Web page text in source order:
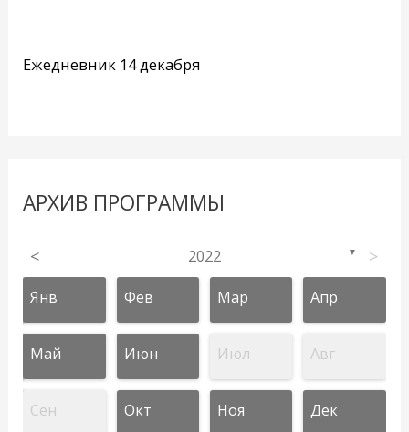
Ежедневник 14 декабря
АРХИВ ПРОГРАММЫ
< 2022 ▼ >
Янв Фев Мар Апр
Май Июн Июл Авг
Сен Окт Ноя Дек